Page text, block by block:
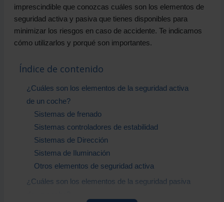
imprescindible que conozcas cuáles son los elementos de
seguridad activa y pasiva que tienes disponibles para
minimizar los riesgos en caso de accidente. Te indicamos
cómo utilizarlos y porqué son importantes.
Índice de contenido
¿Cuáles son los elementos de la seguridad activa
de un coche?
Sistemas de frenado
Sistemas controladores de estabilidad
Sistemas de Dirección
Sistema de Iluminación
Otros elementos de seguridad activa
¿Cuáles son los elementos de la seguridad pasiva